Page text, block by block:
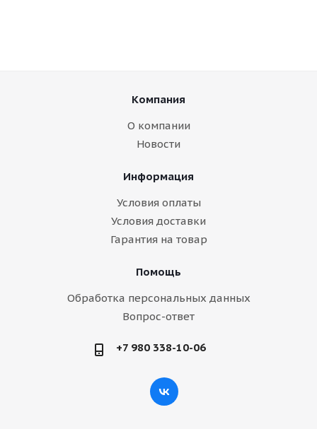
Компания
О компании
Новости
Информация
Условия оплаты
Условия доставки
Гарантия на товар
Помощь
Обработка персональных данных
Вопрос-ответ
+7 980 338-10-06